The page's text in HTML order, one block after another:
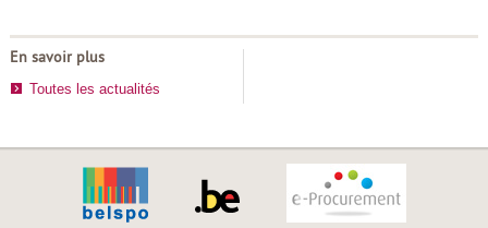
En savoir plus
Toutes les actualités